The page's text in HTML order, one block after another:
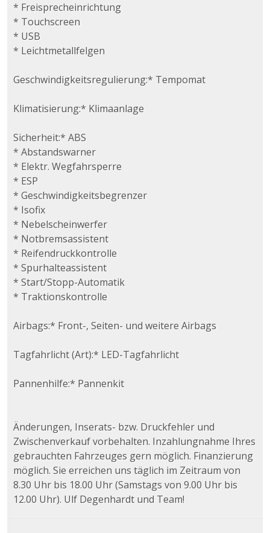
* Freisprecheinrichtung
* Touchscreen
* USB
* Leichtmetallfelgen
Geschwindigkeitsregulierung:* Tempomat
Klimatisierung:* Klimaanlage
Sicherheit:* ABS
* Abstandswarner
* Elektr. Wegfahrsperre
* ESP
* Geschwindigkeitsbegrenzer
* Isofix
* Nebelscheinwerfer
* Notbremsassistent
* Reifendruckkontrolle
* Spurhalteassistent
* Start/Stopp-Automatik
* Traktionskontrolle
Airbags:* Front-, Seiten- und weitere Airbags
Tagfahrlicht (Art):* LED-Tagfahrlicht
Pannenhilfe:* Pannenkit
Änderungen, Inserats- bzw. Druckfehler und
Zwischenverkauf vorbehalten. Inzahlungnahme Ihres
gebrauchten Fahrzeuges gern möglich. Finanzierung
möglich. Sie erreichen uns täglich im Zeitraum von
8.30 Uhr bis 18.00 Uhr (Samstags von 9.00 Uhr bis
12.00 Uhr). Ulf Degenhardt und Team!